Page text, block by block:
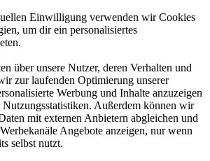
Einwilligung verwenden wir Cookies
um dir ein personalisiertes
über unsere Nutzer, deren Verhalten und
zur laufenden Optimierung unserer
Werbung und Inhalte anzuzeigen
Außerdem können wir
mit externen Anbietern abgleichen und
Angebote anzeigen, nur wenn
selbst nutzt.